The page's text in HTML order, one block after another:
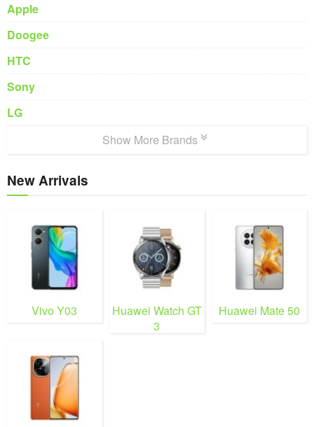
Apple
Doogee
HTC
Sony
LG
Show More Brands
New Arrivals
Vivo Y03
Huawei Watch GT
3
Huawei Mate 50